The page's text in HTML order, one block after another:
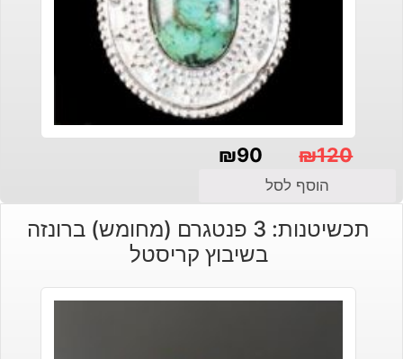
₪120
המקורי
היה:
₪90
הנוכחי
הוא:
הוסף לסל
תכשיטנות: 3 פנטגרם (מחומש) ברונזה
בשיבוץ קריסטל